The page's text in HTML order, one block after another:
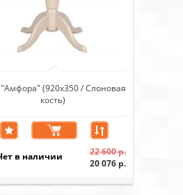
(920х350 / Слоновая
кость)
в наличии
22 600 р.
20 076 р.